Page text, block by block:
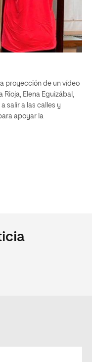
proyección de un vídeo
Rioja, Elena Eguizábal,
salir a las calles y
apoyar la